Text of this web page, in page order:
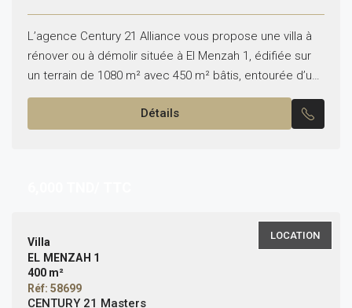
L’agence Century 21 Alliance vous propose une villa à
rénover ou à démolir située à El Menzah 1, édifiée sur
un terrain de 1080 m² avec 450 m² bâtis, entourée d’un
jardin....
Détails
LOCATION
Villa
EL MENZAH 1
400 m²
Réf: 58699
CENTURY 21 Masters